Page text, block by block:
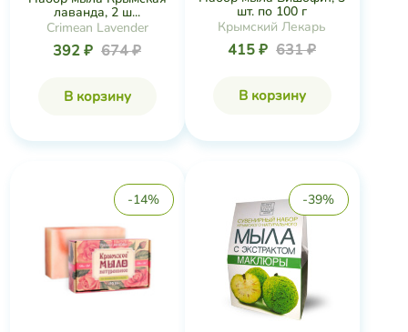
лаванда, 2 ш...
Crimean Lavender
392 ₽ 674 ₽
В корзину
шт. по 100 г
Крымский Лекарь
415 ₽ 631 ₽
В корзину
-14% -39%